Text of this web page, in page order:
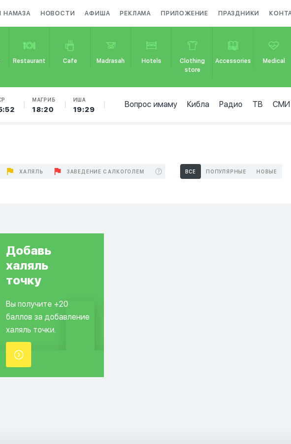
НАМАЗА НОВОСТИ АФИША РЕКЛАМА ПРИЛОЖЕНИЕ ПРАЗДНИКИ
Restaurant Cafe Madrasah Hotels
Clothing
store
Accessories Medical
МАГРИБ
18:20
ИША
19:29
Вопрос имаму Кибла Радио ТВ СМИ
ХАЛЯЛЬ ЗАВЕДЕНИЕ С АЛКОГОЛЕМ ВСЕ ПОПУЛЯРНЫЕ НОВЫЕ
Добавь
халяль
точку
Вы получите +20
баллов за добавление
халяль точки.